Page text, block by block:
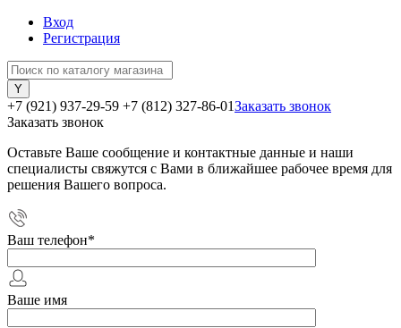
Вход
Регистрация
+7 (921) 937-29-59 +7 (812) 327-86-01Заказать звонок
Заказать звонок
Оставьте Ваше сообщение и контактные данные и наши
специалисты свяжутся с Вами в ближайшее рабочее время для
решения Вашего вопроса.
Ваш телефон*
Ваше имя